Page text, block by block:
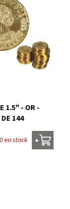
1.5" - OR -
144
0 en stock +